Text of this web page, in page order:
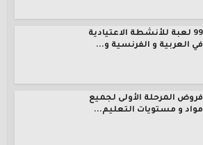
99 لعبة للأنشطة الاعتيادية
في العربية و الفرنسية و...
فروض المرحلة الأولى لجميع
مواد و مستويات التعليم...